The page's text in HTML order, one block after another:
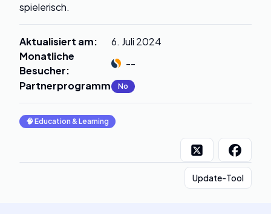
spielerisch.
Aktualisiert am:
6. Juli 2024
Monatliche
Besucher:
--
Partnerprogramm: No
🧠 Education & Learning
Update-Tool